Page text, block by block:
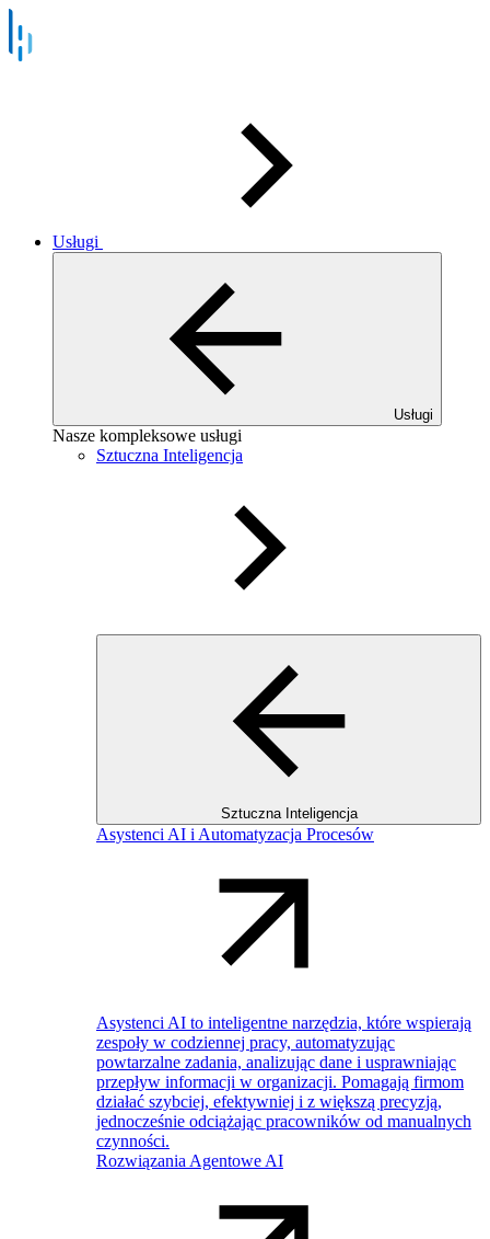
Usługi
Usługi
Nasze kompleksowe usługi
Sztuczna Inteligencja
Sztuczna Inteligencja
Asystenci AI i Automatyzacja Procesów
Asystenci AI to inteligentne narzędzia, które wspierają
zespoły w codziennej pracy, automatyzując
powtarzalne zadania, analizując dane i usprawniając
przepływ informacji w organizacji. Pomagają firmom
działać szybciej, efektywniej i z większą precyzją,
jednocześnie odciążając pracowników od manualnych
czynności.
Rozwiązania Agentowe AI